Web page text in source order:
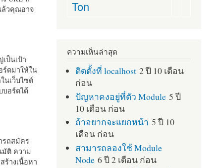
ล้วคุณอาจ
ป็นเป้า
ร์ดมาให้ใน
นเว็บไซต์
บอร์ดได้
รถสมัคร
มัติ ความ
ร้างเนื้อหา
Ton
ความเห็นล่าสุด
ติดตั้งที่ localhost 2 ปี 10 เดือน
ก่อน
ปัญหาคงอยู่ที่ตัว Module 5 ปี
10 เดือน ก่อน
ถ้าอยากจะแยกหน้า 5 ปี 10
เดือน ก่อน
สามารถลองใช้ Module
Node 6 ปี 2 เดือน ก่อน